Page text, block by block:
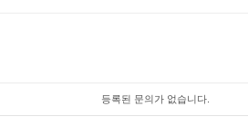
등록된 문의가 없습니다.